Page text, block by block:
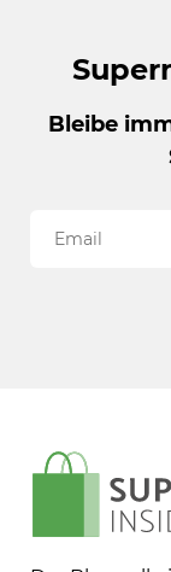
Bleibe